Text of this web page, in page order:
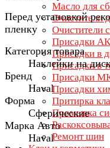
Масло для
Очистители
Очистители
Присадки
Присадки в
Присадки в
Присадки
Присадки
Притирка
Промывка
Ремонт шин
Перед установкой
пленку
Категория товара
Наклейки на
Бренд
Haval
Форма
Сферические
Марка Авто
Haval